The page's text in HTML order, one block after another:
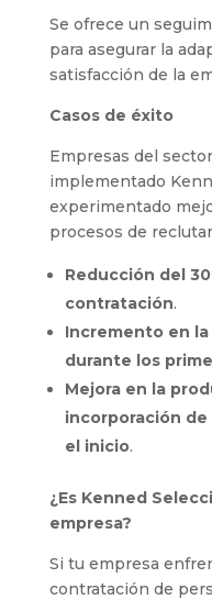
Se ofrece un
para asegurar la
satisfacción de la
Casos de éxito
Empresas del
implementado
experimentado
procesos de
Reducción del
contratación.
Incremento en
durante los
Mejora en la
incorporación
el inicio.
¿Es Kenned
empresa?
Si tu empresa
contratación de